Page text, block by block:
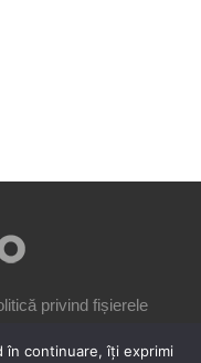
privind fișierele
în continuare, îți exprimi